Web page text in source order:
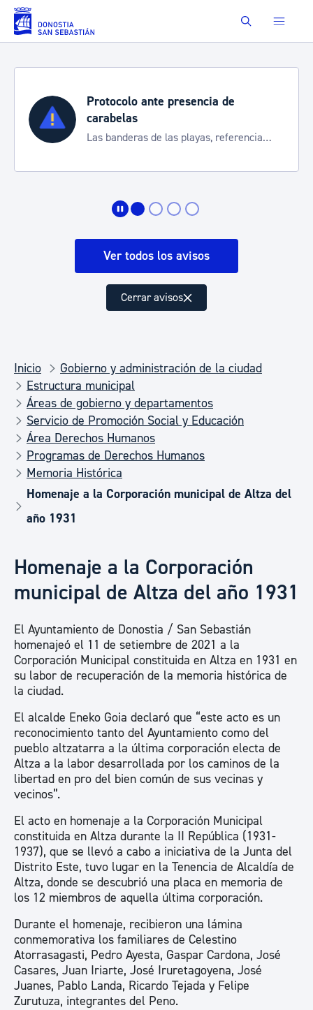
Saltar al contenido principal Buscar
Protocolo ante presencia de
carabelas
Las banderas de las playas, referencia
Ver todos los avisos
Cerrar avisos
Inicio
Gobierno y administración de la ciudad
Estructura municipal
Áreas de gobierno y departamentos
Servicio de Promoción Social y Educación
Área Derechos Humanos
Programas de Derechos Humanos
Memoria Histórica
Homenaje a la Corporación municipal de Altza del
año 1931
Homenaje a la Corporación
municipal de Altza del año 1931
El Ayuntamiento de Donostia / San Sebastián
homenajeó el 11 de setiembre de 2021 a la
Corporación Municipal constituida en Altza en 1931 en
su labor de recuperación de la memoria histórica de
la ciudad.
El alcalde Eneko Goia declaró que “este acto es un
reconocimiento tanto del Ayuntamiento como del
pueblo altzatarra a la última corporación electa de
Altza a la labor desarrollada por los caminos de la
libertad en pro del bien común de sus vecinas y
vecinos”.
El acto en homenaje a la Corporación Municipal
constituida en Altza durante la II República (1931-
1937), que se llevó a cabo a iniciativa de la Junta del
Distrito Este, tuvo lugar en la Tenencia de Alcaldía de
Altza, donde se descubrió una placa en memoria de
los 12 miembros de aquella última corporación.
Durante el homenaje, recibieron una lámina
conmemorativa los familiares de Celestino
Atorrasagasti, Pedro Ayesta, Gaspar Cardona, José
Casares, Juan Iriarte, José Iruretagoyena, José
Juanes, Pablo Landa, Ricardo Tejada y Felipe
Zurutuza, integrantes del Peno.